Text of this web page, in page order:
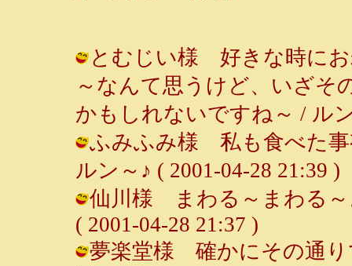
とむじい様 好きな時にお
～なんて思うけど、いざそ
かもしれないですね～ / ル
ふみふみ様 私も食べた事
ルン～♪ ( 2001-04-28 21:39 )
仙川様 まわる～まわる
( 2001-04-28 21:37 )
夢楽堂様 確かにその通り